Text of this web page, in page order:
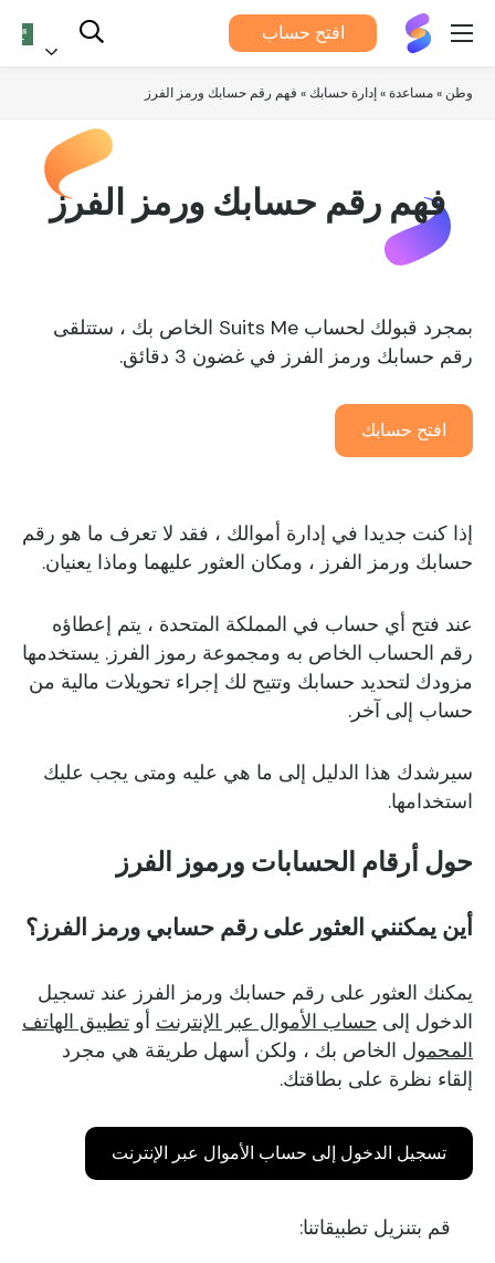
يناسبني®
افتح حساب
وطن »مساعدة»إدارةحسابك » فهم رقم حسابك ورمز الفرز
فهم رقم حسابك ورمز الفرز
بمجرد قبولك لحساب Suits Me الخاص بك ، ستتلقى
رقم حسابك ورمز الفرز في غضون 3 دقائق.
افتح حسابك
إذا كنت جديدا في إدارة أموالك ، فقد لا تعرف ما هو رقم
حسابك ورمز الفرز ، ومكان العثور عليهما وماذا يعنيان.
عند فتح أي حساب في المملكة المتحدة ، يتم إعطاؤه
رقم الحساب الخاص به ومجموعة رموز الفرز. يستخدمها
مزودك لتحديد حسابك وتتيح لك إجراء تحويلات مالية من
حساب إلى آخر.
سيرشدك هذا الدليل إلى ما هي عليه ومتى يجب عليك
استخدامها.
حول أرقام الحسابات ورموز الفرز
أين يمكنني العثور على رقم حسابي ورمز الفرز؟
يمكنك العثور على رقم حسابك ورمز الفرز عند تسجيل
الدخول إلى حساب الأموال عبر الإنترنت أو تطبيق الهاتف
المحمول الخاص بك ، ولكن أسهل طريقة هي مجرد
إلقاء نظرة على بطاقتك.
تسجيل الدخول إلى حساب الأموال عبر الإنترنت
قم بتنزيل تطبيقاتنا: